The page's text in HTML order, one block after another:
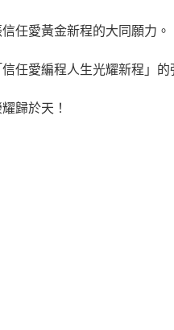
任愛黃金新程的大同願力。
任愛編程人生光耀新程」的
歸於天！